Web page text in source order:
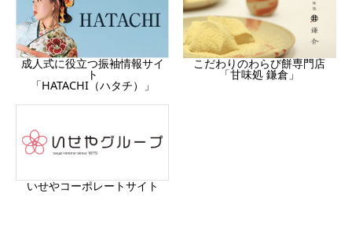
成人式に役立つ振袖情報サイ
ト
「HATACHI（ハタチ）」
こだわりのわらび餅専門店
「甘味処 鎌倉」
いせやコーポレートサイト